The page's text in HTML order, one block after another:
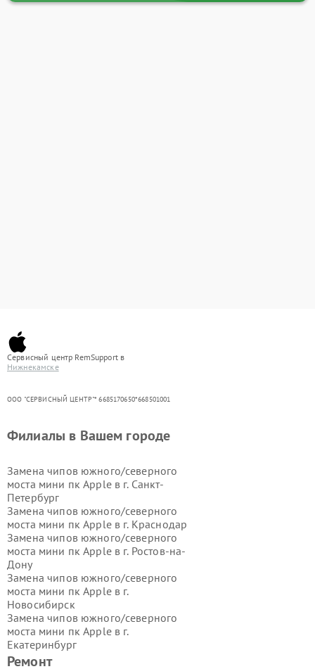
Сервисный центр RemSupport в
Нижнекамске
ООО "СЕРВИСНЫЙ ЦЕНТР"* 6685170650*668501001
Ремонт
Филиалы в Вашем городе
Замена чипов южного/северного
моста мини пк Apple в г. Санкт-
Петербург
Замена чипов южного/северного
моста мини пк Apple в г. Краснодар
Замена чипов южного/северного
моста мини пк Apple в г. Ростов-на-
Дону
Замена чипов южного/северного
моста мини пк Apple в г.
Новосибирск
Замена чипов южного/северного
моста мини пк Apple в г.
Екатеринбург
Замена чипов южного/северного